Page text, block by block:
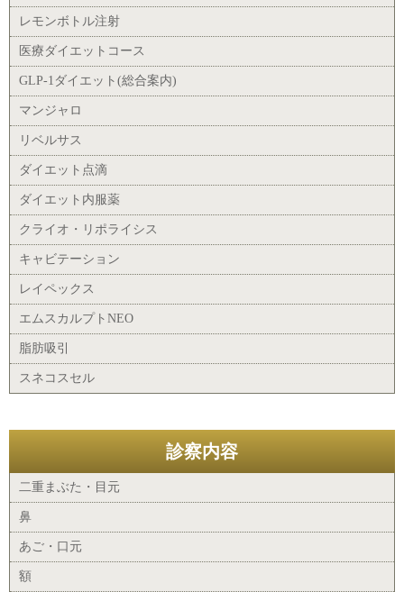
レモンボトル注射
医療ダイエットコース
GLP-1ダイエット(総合案内)
マンジャロ
リベルサス
ダイエット点滴
ダイエット内服薬
クライオ・リポライシス
キャビテーション
レイペックス
エムスカルプトNEO
脂肪吸引
スネコスセル
診察内容
二重まぶた・目元
鼻
あご・口元
額